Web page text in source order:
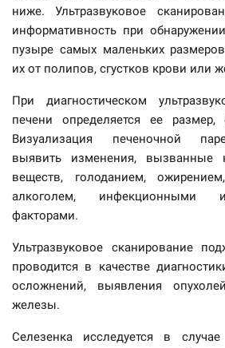
ниже. Ультразвуковое
информативность при
пузыре самых маленьких
их от полипов, сгустков крови или
При диагностическом
печени определяется ее размер,
Визуализация печеночной
выявить изменения, вызванные
веществ, голоданием,
алкоголем, инфекционными
факторами.
Ультразвуковое сканирование
проводится в качестве
осложнений, выявления
железы.
Селезенка исследуется в